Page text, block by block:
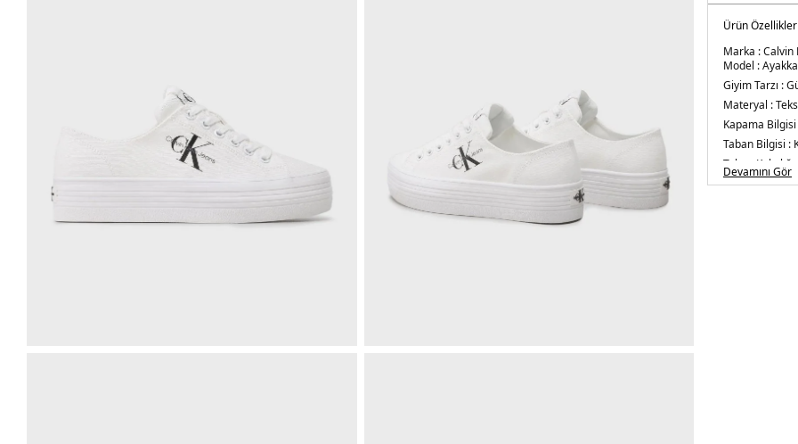
Ürün Özellikleri
Marka :Calvin
Model :
Giyim Tarzı :
Materyal :
Kapama Bilgisi
Taban Bilgisi :
Taban Kalınlığı :
Toplam
Devamını Gör